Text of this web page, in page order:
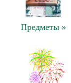
Предметы »